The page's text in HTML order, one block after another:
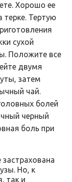
Хорошо ее
терке. Тертую
сухой
Положите все
двумя
затем
чай.
болей
черный
боль при
Но, к
так и